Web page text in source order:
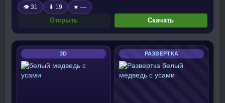
👁 31 ⬇ 19 ★ —
Открыть Скачать
3D РАЗВЕРТКА